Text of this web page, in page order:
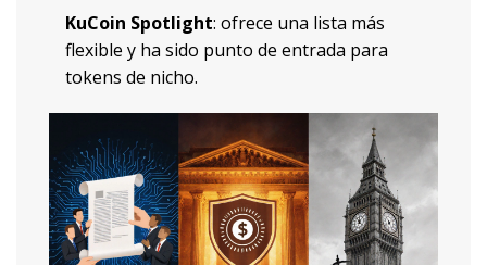
KuCoin Spotlight: ofrece una lista más
flexible y ha sido punto de entrada para
tokens de nicho.